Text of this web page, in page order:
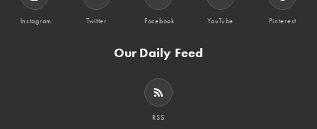
Instagram Twitter Facebook YouTube Pinterest
Our Daily Feed
RSS